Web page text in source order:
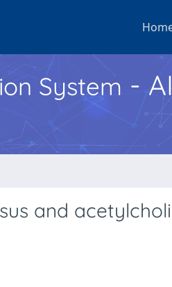
System -
and